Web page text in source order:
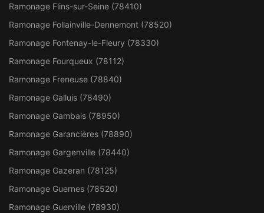
Ramonage Flins-sur-Seine (78410)
Ramonage Follainville-Dennemont (78520)
Ramonage Fontenay-le-Fleury (78330)
Ramonage Fourqueux (78112)
Ramonage Freneuse (78840)
Ramonage Galluis (78490)
Ramonage Gambais (78950)
Ramonage Garancières (78890)
Ramonage Gargenville (78440)
Ramonage Gazeran (78125)
Ramonage Guernes (78520)
Ramonage Guerville (78930)